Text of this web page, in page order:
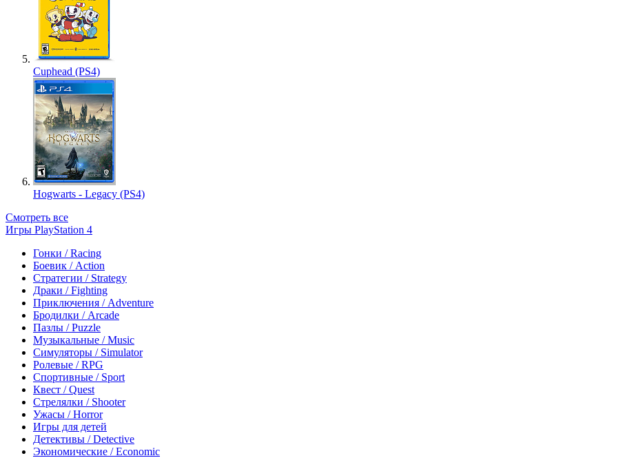
Cuphead (PS4)
Hogwarts - Legacy (PS4)
Смотреть все
Игры PlayStation 4
Гонки / Racing
Боевик / Action
Стратегии / Strategy
Драки / Fighting
Приключения / Adventure
Бродилки / Arcade
Пазлы / Puzzle
Музыкальные / Music
Симуляторы / Simulator
Ролевые / RPG
Спортивные / Sport
Квест / Quest
Стрелялки / Shooter
Ужасы / Horror
Игры для детей
Детективы / Detective
Экономические / Economic